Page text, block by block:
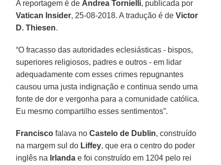
A reportagem é de Andrea Tornielli, publicada por
Vatican Insider, 25-08-2018. A tradução é deVictor
D. Thiesen.
“O fracasso das autoridades eclesiásticas - bispos,
superiores religiosos, padres e outros - em lidar
adequadamente com esses crimes repugnantes
causou uma justa indignação e continua sendo uma
fonte de dor e vergonha para a comunidade católica.
Eu mesmo compartilho esses sentimentos”.
Francisco falava noCastelo de Dublin, construído
na margem sul do Liffey, que era o centro do poder
inglês na Irlanda e foi construído em 1204 pelo rei